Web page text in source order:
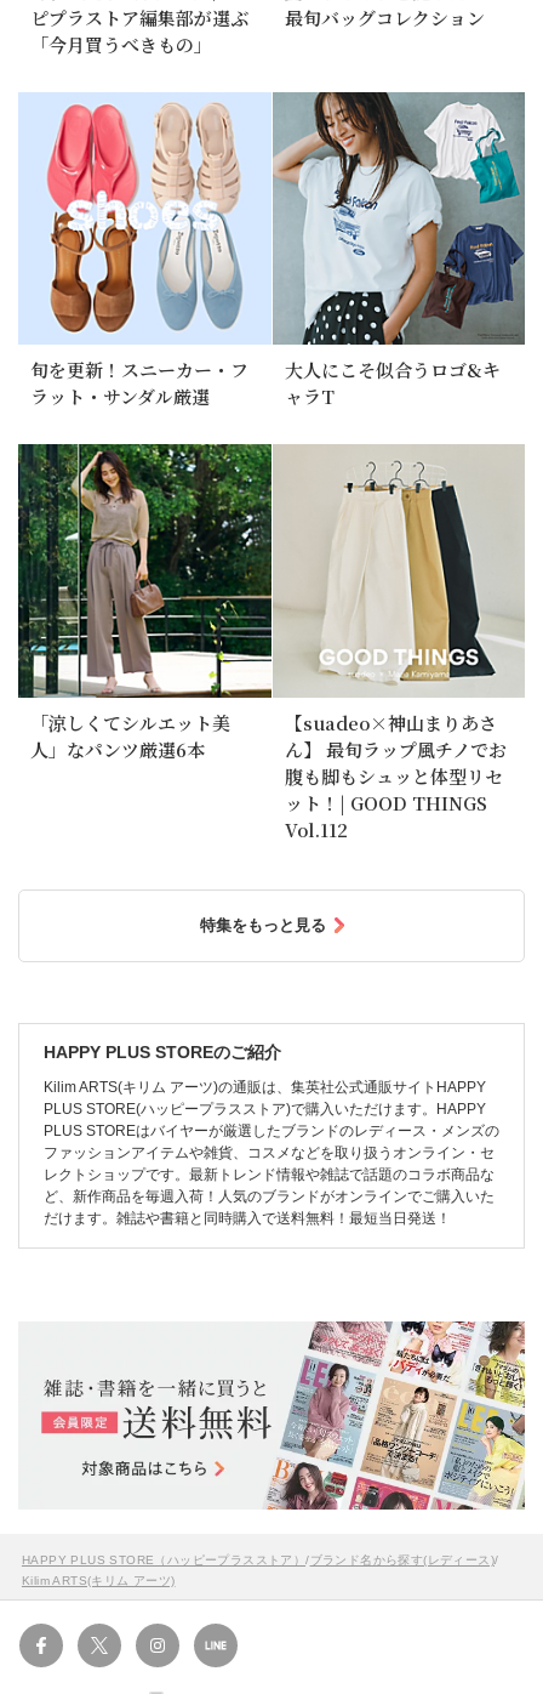
ピプラストア編集部が選ぶ
「今月買うべきもの」
最旬バッグコレクション
旬を更新！スニーカー・フ
ラット・サンダル厳選
大人にこそ似合うロゴ&キ
ャラT
「涼しくてシルエット美
人」なパンツ厳選6本
【suadeo×神山まりあさ
ん】 最旬ラップ風チノでお
腹も脚もシュッと体型リセ
ット！| GOOD THINGS
Vol.112
特集をもっと見る
HAPPY PLUS STOREのご紹介
Kilim ARTS(キリム アーツ)の通販は、集英社公式通販サイトHAPPY
PLUS STORE(ハッピープラスストア)で購入いただけます。HAPPY
PLUS STOREはバイヤーが厳選したブランドのレディース・メンズの
ファッションアイテムや雑貨、コスメなどを取り扱うオンライン・セ
レクトショップです。最新トレンド情報や雑誌で話題のコラボ商品な
ど、新作商品を毎週入荷！人気のブランドがオンラインでご購入いた
だけます。雑誌や書籍と同時購入で送料無料！最短当日発送！
HAPPY PLUS STORE（ハッピープラスストア）/ブランド名から探す(レディース)/
Kilim ARTS(キリム アーツ)